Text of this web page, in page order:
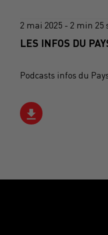
2 mai 2025 - 2 min 25
LES INFOS DU
Podcasts infos du